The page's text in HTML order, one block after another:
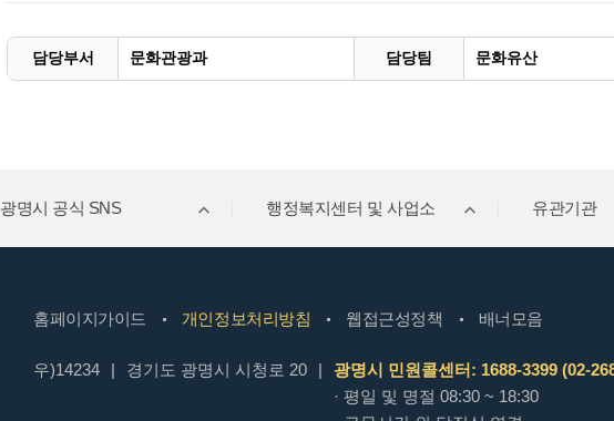
담당부서 문화관광과 담당팀 문화유산
광명시 공식 SNS 행정복지센터 및 사업소 유관기관
홈페이지가이드 개인정보처리방침 웹접근성정책 배너모음
우)14234 | 경기도 광명시 시청로 20 |
광명시 민원콜센터: 1688-3399 (02-
· 평일 및 명절 08:30 ~ 18:30